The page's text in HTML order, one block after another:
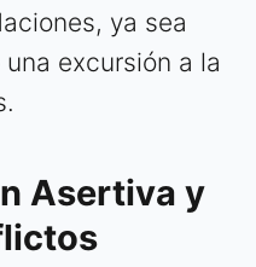
ya sea
excursión a la
Asertiva y